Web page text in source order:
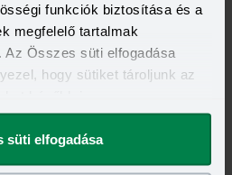
funkciók biztosítása és a
megfelelő tartalmak
Az Összes süti elfogadása
hogy sütiket tároljunk az
süti elfogadása
exception has occurred (see the
.